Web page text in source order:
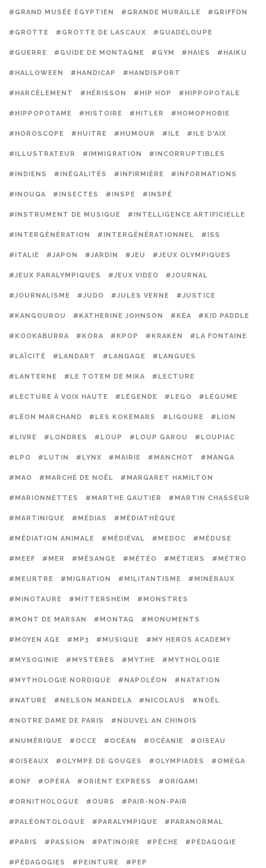
#GRAND MUSÉE ÉGYPTIEN #GRANDE MURAILLE #GRIFFON
#GROTTE #GROTTE DE LASCAUX #GUADELOUPE
#GUERRE #GUIDE DE MONTAGNE #GYM #HAIES #HAIKU
#HALLOWEEN #HANDICAP #HANDISPORT
#HARCÈLEMENT #HÉRISSON #HIP HOP #HIPPOPOTALE
#HIPPOPOTAME #HISTOIRE #HITLER #HOMOPHOBIE
#HOROSCOPE #HUITRE #HUMOUR #ILE #ILE D'AIX
#ILLUSTRATEUR #IMMIGRATION #INCORRUPTIBLES
#INDIENS #INÉGALITÉS #INFIRMIÈRE #INFORMATIONS
#INOUQA #INSECTES #INSPE #INSPÉ
#INSTRUMENT DE MUSIQUE #INTELLIGENCE ARTIFICIELLE
#INTERGÉNÉRATION #INTERGÉNÉRATIONNEL #ISS
#ITALIE #JAPON #JARDIN #JEU #JEUX OLYMPIQUES
#JEUX PARALYMPIQUES #JEUX VIDEO #JOURNAL
#JOURNALISME #JUDO #JULES VERNE #JUSTICE
#KANGOUROU #KATHERINE JOHNSON #KÉA #KID PADDLE
#KOOKABURRA #KORA #KPOP #KRAKEN #LA FONTAINE
#LAÏCITÉ #LANDART #LANGAGE #LANGUES
#LANTERNE #LE TOTEM DE MIKA #LECTURE
#LECTURE À VOIX HAUTE #LÉGENDE #LEGO #LÉGUME
#LÉON MARCHAND #LES KOKEMARS #LIGOURE #LION
#LIVRE #LONDRES #LOUP #LOUP GAROU #LOUPIAC
#LPO #LUTIN #LYNX #MAIRIE #MANCHOT #MANGA
#MAO #MARCHÉ DE NOËL #MARGARET HAMILTON
#MARIONNETTES #MARTHE GAUTIER #MARTIN CHASSEUR
#MARTINIQUE #MÉDIAS #MÉDIATHÈQUE
#MÉDIATION ANIMALE #MÉDIÉVAL #MEDOC #MÉDUSE
#MEEF #MER #MÉSANGE #MÉTÉO #MÉTIERS #MÉTRO
#MEURTRE #MIGRATION #MILITANTISME #MINÉRAUX
#MINOTAURE #MITTERSHEIM #MONSTRES
#MONT DE MARSAN #MONTAG #MONUMENTS
#MOYEN AGE #MP3 #MUSIQUE #MY HEROS ACADEMY
#MYSOGINIE #MYSTÈRES #MYTHE #MYTHOLOGIE
#MYTHOLOGIE NORDIQUE #NAPOLÉON #NATATION
#NATURE #NELSON MANDELA #NICOLAUS #NOËL
#NOTRE DAME DE PARIS #NOUVEL AN CHINOIS
#NUMÉRIQUE #OCCE #OCÉAN #OCÉANIE #OISEAU
#OISEAUX #OLYMPE DE GOUGES #OLYMPIADES #OMEGA
#ONF #OPÉRA #ORIENT EXPRESS #ORIGAMI
#ORNITHOLOGUE #OURS #PAIR-NON-PAIR
#PALÉONTOLOGUE #PARALYMPIQUE #PARANORMAL
#PARIS #PASSION #PATINOIRE #PÊCHE #PÉDAGOGIE
#PÉDAGOGIES #PEINTURE #PEP